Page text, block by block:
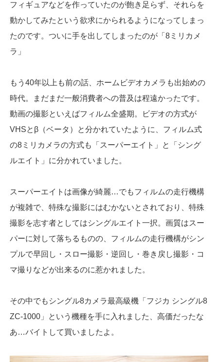
フィギュアなどを作っていたのが飽き足らず、それらを
動かしてみたという欲求にかられるようになってしまっ
たのです。ついに手を出してしまったのが「8ミリカメ
ラ」
もう40年以上も前の話、ホームビデオカメラも出始めの
時代。まだまだ一般消費者への普及は程遠かったです。
動画の撮影といえばフィルム全盛期。ビデオの方式が
VHSとβ（ベータ）と分かれていたように、フィルム式
の8ミリカメラの方式も「スーパーエイト」と「シング
ルエイト」に分かれていました。
スーパーエイトは画像が綺麗…でもフィルムの走行機構
が複雑で、特殊な撮影にはむかないとされており、特殊
撮影を志す者としてはシングルエイト一択。画質はスー
パーに対して落ちるものの、フィルムの走行機構がシン
プルで早回し・スロー撮影・逆回し・巻き戻し撮影・コ
マ撮りなどが出来るのに惹かれました。
その中でもシングル8カメラ最高級機「フジカ シングル8
ZC-1000」という機種を手に入れました、高価だったな
あ…バイトして買いましたよ。